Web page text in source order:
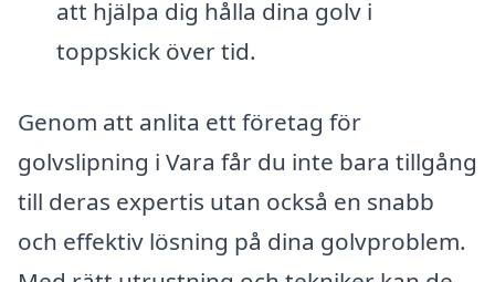
att hjälpa dig hålla dina golv i
toppskick över tid.
Genom att anlita ett företag för
golvslipning i Vara får du inte bara tillgång
till deras expertis utan också en snabb
och effektiv lösning på dina golvproblem.